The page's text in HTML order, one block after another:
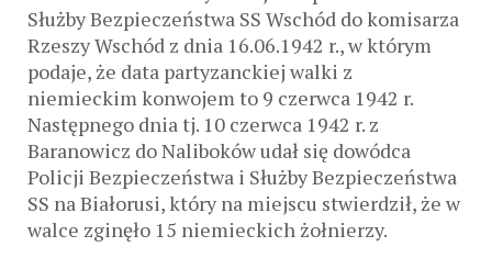
Służby Bezpieczeństwa SS Wschód do komisarza
Rzeszy Wschód z dnia 16.06.1942 r., w którym
podaje, że data partyzanckiej walki z
niemieckim konwojem to 9 czerwca 1942 r.
Następnego dnia tj. 10 czerwca 1942 r. z
Baranowicz do Naliboków udał się dowódca
Policji Bezpieczeństwa i Służby Bezpieczeństwa
SS na Białorusi, który na miejscu stwierdził, że w
walce zginęło 15 niemieckich żołnierzy.